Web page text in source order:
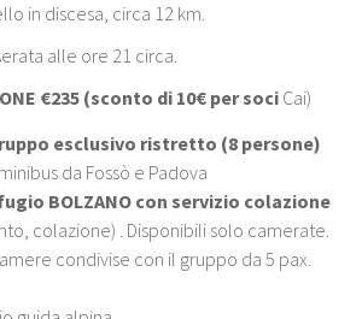
in discesa, circa 12 km.
alle ore 21 circa.
€235 (sconto di 10€ per soci Cai)
esclusivo ristretto (8 persone)
da Fossò e Padova
BOLZANO con servizio colazione
colazione) . Disponibili solo camerate.
condivise con il gruppo da 5 pax.